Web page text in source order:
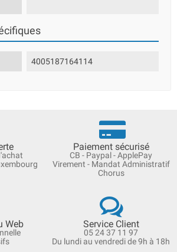
4005187164114
Paiement sécurisé
CB - Paypal - ApplePay
Virement - Mandat Administratif
Chorus
Web Service Client
05 24 37 11 97
Du lundi au vendredi de 9h à 18h